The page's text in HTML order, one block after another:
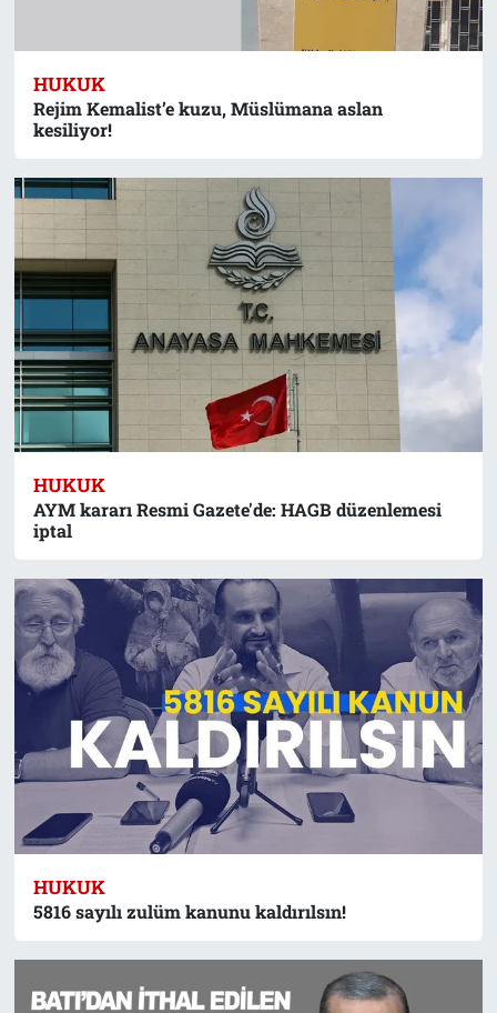
HUKUK
Rejim Kemalist’e kuzu, Müslümana aslan
kesiliyor!
HUKUK
AYM kararı Resmi Gazete'de: HAGB düzenlemesi
iptal
HUKUK
5816 sayılı zulüm kanunu kaldırılsın!